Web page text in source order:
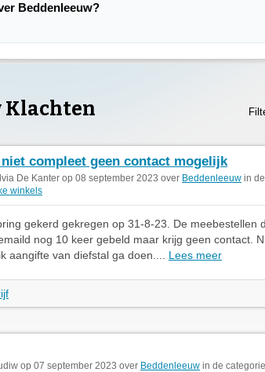
Beddenleeuw?
Klachten
compleet geen contact mogelijk
De Kanter op 08 september 2023 over Beddenleeuw in
winkels
gekerd gekregen op 31-8-23. De meebestellen
nog 10 keer gebeld maar krijg geen contact.
aangifte van diefstal ga doen.... Lees meer
op 07 september 2023 over Beddenleeuw in de categorie